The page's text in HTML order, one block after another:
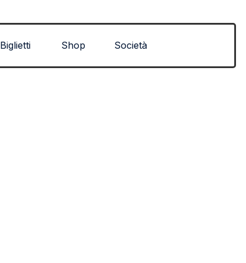
Biglietti Shop Società